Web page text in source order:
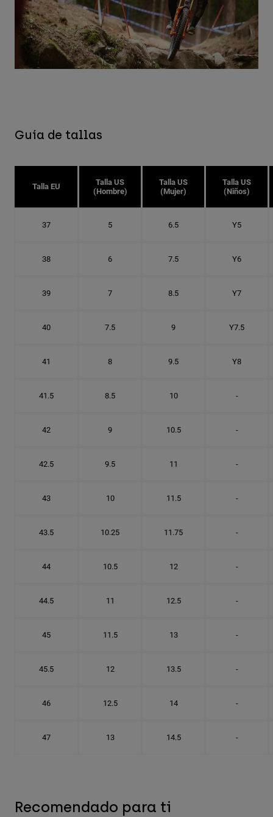
Guía de tallas
Talla EU
Talla US
(Hombre)
Talla US
(Mujer)
Talla US
(Niños)
37 5 6.5 Y5
38 6 7.5 Y6
39 7 8.5 Y7
40 7.5 9 Y7.5
41 8 9.5 Y8
41.5 8.5 10 -
42 9 10.5 -
42.5 9.5 11 -
43 10 11.5 -
43.5 10.25 11.75 -
44 10.5 12 -
44.5 11 12.5 -
45 11.5 13 -
45.5 12 13.5 -
46 12.5 14 -
47 13 14.5 -
Recomendado para ti